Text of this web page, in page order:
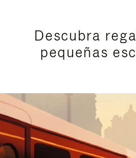
Descubra
pequeñas